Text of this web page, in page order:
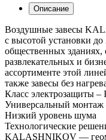
Описание
Воздушные завесы
с высотой установки
общественных зданиях,
развлекательных и
ассортименте этой
также завесы без
Класс электрозащиты – I
Универсальный монтаж
Низкий уровень шума
Технологические
KALASHNIKOV —